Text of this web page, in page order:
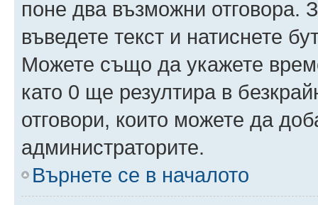
поне два възможни отговора.
въведете текст и натиснете
Можете също да укажете
като 0 ще резултира в
отговори, които можете да
администраторите.
Върнете се в началото